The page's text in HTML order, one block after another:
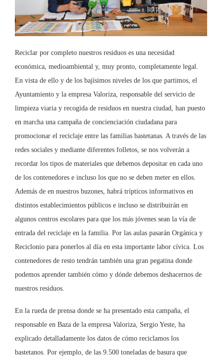
Reciclar por completo nuestros residuos es una necesidad
económica, medioambiental y, muy pronto, completamente legal.
En vista de ello y de los bajísimos niveles de los que partimos, el
Ayuntamiento y la empresa Valoriza, responsable del servicio de
limpieza viaria y recogida de residuos en nuestra ciudad, han puesto
en marcha una campaña de concienciación ciudadana para
promocionar el reciclaje entre las familias bastetanas. A través de las
redes sociales y mediante diferentes folletos, se nos volverán a
recordar los tipos de materiales que debemos depositar en cada uno
de los contenedores e incluso los que no se deben meter en ellos.
Además de en nuestros buzones, habrá trípticos informativos en
distintos establecimientos públicos e incluso se distribuirán en
algunos centros escolares para que los más jóvenes sean la vía de
entrada del reciclaje en la familia. Por las aulas pasarán Orgánica y
Reciclonio para ponerlos al día en esta importante labor cívica. Los
contenedores de resto tendrán también una gran pegatina donde
podemos aprender también cómo y dónde debemos deshacernos de
nuestros residuos.
En la rueda de prensa donde se ha presentado esta campaña, el
responsable en Baza de la empresa Valoriza, Sergio Yeste, ha
explicado detalladamente los datos de cómo reciclamos los
bastetanos. Por ejemplo, de las 9.500 toneladas de basura que